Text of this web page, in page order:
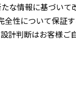
な情報に基づいて
性について保証す
計判断はお客様ご